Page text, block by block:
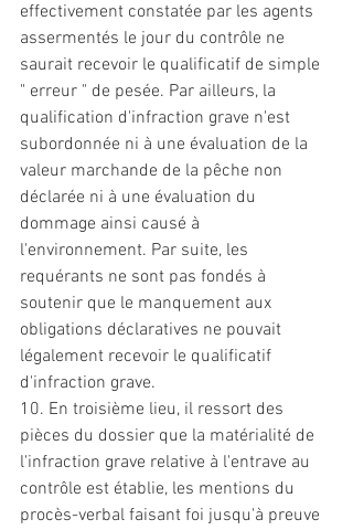
effectivement constatée par les agents
assermentés le jour du contrôle ne
saurait recevoir le qualificatif de simple
" erreur " de pesée. Par ailleurs, la
qualification d'infraction grave n'est
subordonnée ni à une évaluation de la
valeur marchande de la pêche non
déclarée ni à une évaluation du
dommage ainsi causé à
l'environnement. Par suite, les
requérants ne sont pas fondés à
soutenir que le manquement aux
obligations déclaratives ne pouvait
légalement recevoir le qualificatif
d'infraction grave.
10. En troisième lieu, il ressort des
pièces du dossier que la matérialité de
l'infraction grave relative à l'entrave au
contrôle est établie, les mentions du
procès-verbal faisant foi jusqu'à preuve